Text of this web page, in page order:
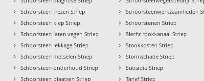
› Schoorsteen frezen Striep
› Schoorsteen klep Striep
› Schoorsteen laten vegen Striep
› Schoorsteen lekkage Striep
› Schoorsteen metselen Striep
› Schoorsteen onderhoud Striep
› Schoorsteen plaatsen Striep
› Schoorsteenwerkzaamheden
› Schoorstenen Striep
› Slecht rookkanaal Striep
› Stookkosten Striep
› Stormschade Striep
› Subsidie Striep
› Tarief Striep